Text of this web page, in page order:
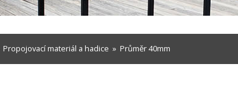
Propojovací materiál a hadice » Průměr 40mm